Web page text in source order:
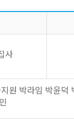
사
원 박라임 박윤